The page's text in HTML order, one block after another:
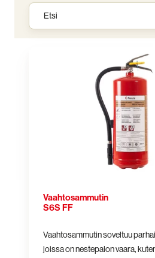
Vaahtosammutin
S6S FF
Vaahtosammutin soveltuu
joissa on nestepalon vaara,